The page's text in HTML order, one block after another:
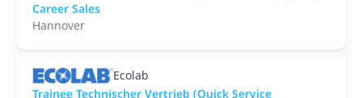
Career Sales
Hannover
Ecolab
Trainee Technischer Vertrieb (Quick Service